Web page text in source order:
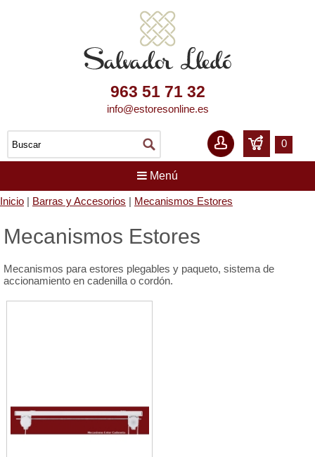
963 51 71 32
info@estoresonline.es
0
Menú
Inicio | Barras y Accesorios | Mecanismos Estores
Mecanismos Estores
Mecanismos para estores plegables y paqueto, sistema de
accionamiento en cadenilla o cordón.